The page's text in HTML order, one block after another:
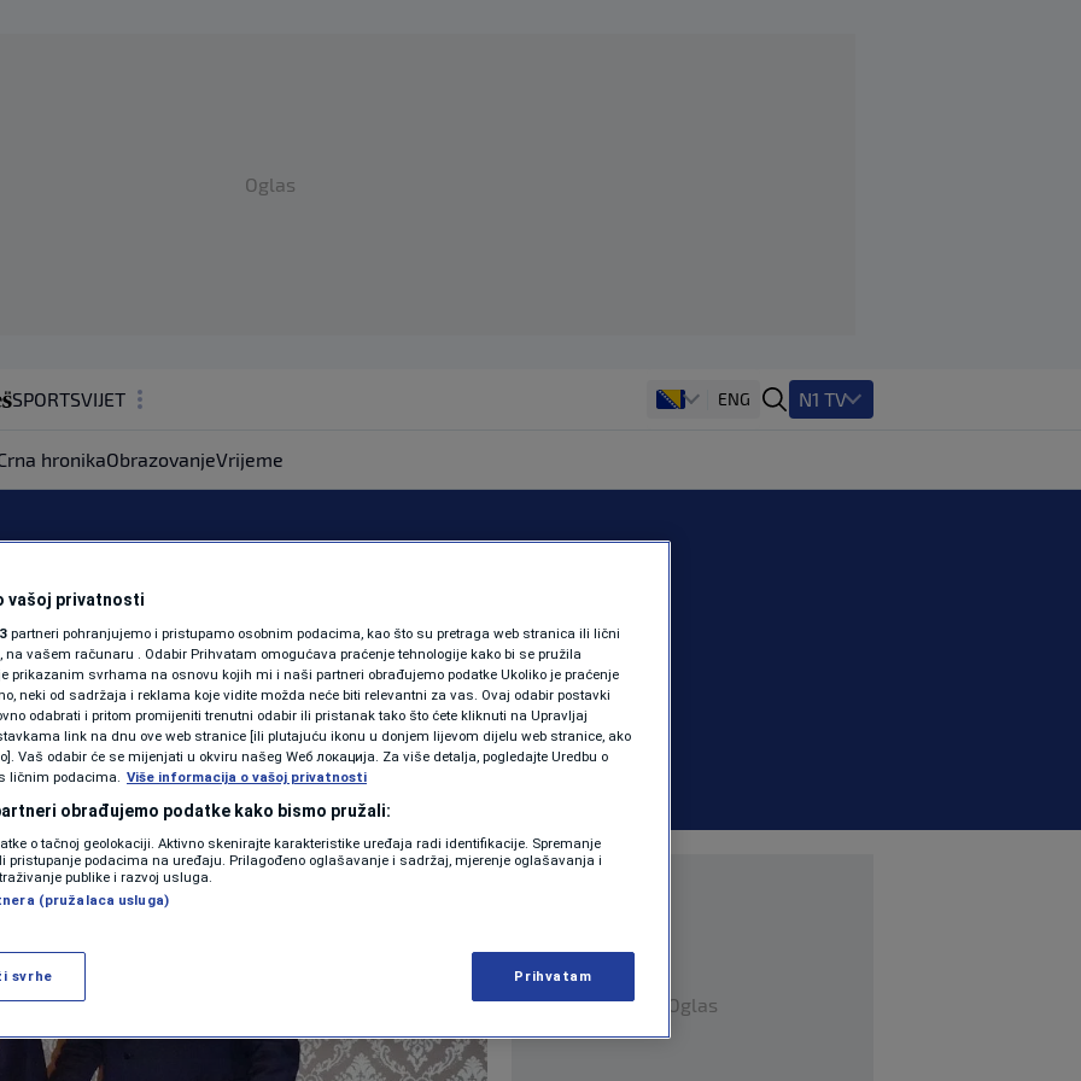
Oglas
SPORTSVIJET
ZDRAVLJE
SHOWBIZ
PODCAST
N1 SPECIJAL
FENOMENI
NEISTRAŽENO
VIRALNO
ENG N1 TV
hronikaObrazovanjeVrijeme
želja za
RS i Namibije
13:54 | VIJESTI | 0 komentara
Oglas
vašoj privatnosti
partneri pohranjujemo i pristupamo osobnim podacima, kao što su pretraga web stranica ili lični
na vašem računaru . Odabir Prihvatam omogućava praćenje tehnologije kako bi se pružila
prikazanim svrhama na osnovu kojih mi i naši partneri obrađujemo podatke Ukoliko je praćenje
neki od sadržaja i reklama koje vidite možda neće biti relevantni za vas. Ovaj odabir postavki
odabrati i pritom promijeniti trenutni odabir ili pristanak tako što ćete kliknuti na Upravljaj
link na dnu ove web stranice [ili plutajuću ikonu u donjem lijevom dijelu web stranice, ako
Vaš odabir će se mijenjati u okviru našeg Wеб локација. Za više detalja, pogledajte Uredbu o
ličnim podacima. Više informacija o vašoj privatnosti
obrađujemo podatke kako bismo pružali:
o tačnoj geolokaciji. Aktivno skenirajte karakteristike uređaja radi identifikacije. Spremanje
pristupanje podacima na uređaju. Prilagođeno oglašavanje i sadržaj, mjerenje oglašavanja i
publike i razvoj usluga.
(pružalaca usluga)
svrhe Prihvatam